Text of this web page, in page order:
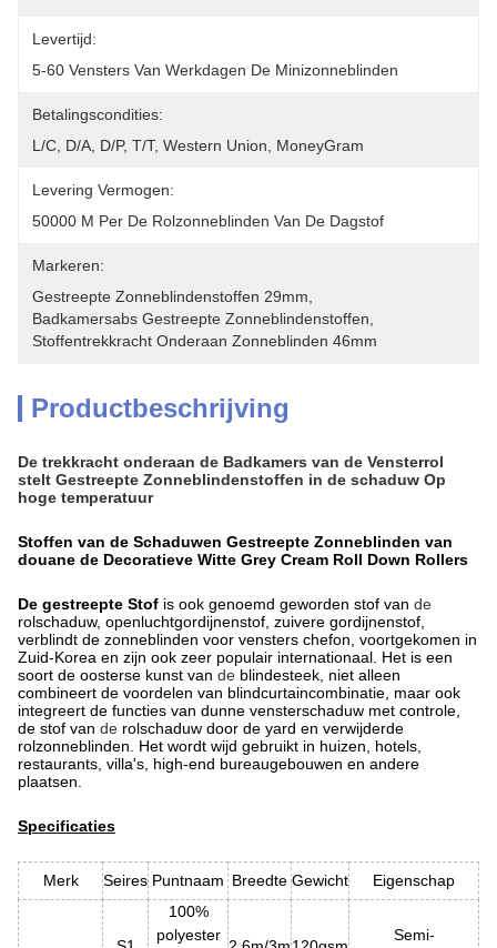
Levertijd:
5-60 Vensters Van Werkdagen De Minizonneblinden
Betalingscondities:
L/C, D/A, D/P, T/T, Western Union, MoneyGram
Levering Vermogen:
50000 M Per De Rolzonneblinden Van De Dagstof
Markeren:
Gestreepte Zonneblindenstoffen 29mm
Badkamersabs Gestreepte Zonneblindenstoffen
Stoffentrekkracht Onderaan Zonneblinden 46mm
Productbeschrijving
De trekkracht onderaan de Badkamers van de Vensterrol
stelt Gestreepte Zonneblindenstoffen in de schaduw Op
hoge temperatuur
Stoffen van de Schaduwen Gestreepte Zonneblinden van
douane de Decoratieve Witte Grey Cream Roll Down Rollers
De gestreepte Stof is ook genoemd geworden stof van de
rolschaduw, openluchtgordijnenstof, zuivere gordijnenstof,
verblindt de zonneblinden voor vensters chefon voortgekomen in
Zuid-Korea en zijn ook zeer populair internationaal. Het is een
soort de oosterse kunst van de blindesteek, niet alleen
combineert de voordelen van blindcurtaincombinatie, maar ook
integreert de functies van dunne vensterschaduw met controle,
de stof van de rolschaduw door de yard en verwijderde
rolzonneblinden. Het wordt wijd gebruikt in huizen, hotels,
restaurants, villa's, high-end bureaugebouwen en andere
plaatsen.
Specificaties
Merk Seires Puntnaam Breedte Gewicht Eigenschap
100%
polyester
Semi-